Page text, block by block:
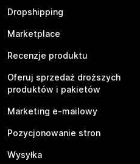
Dropshipping
Marketplace
Recenzje produktu
Oferuj sprzedaż droższych
produktów i pakietów
Marketing e-mailowy
Pozycjonowanie stron
Wysyłka